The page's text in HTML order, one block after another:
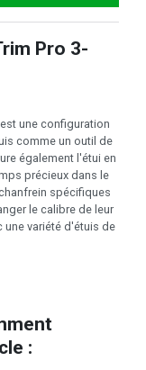
Pro 3-
est une configuration
comme un outil de
également l'étui en
précieux dans le
spécifiques
le calibre de leur
une variété d'étuis de
: